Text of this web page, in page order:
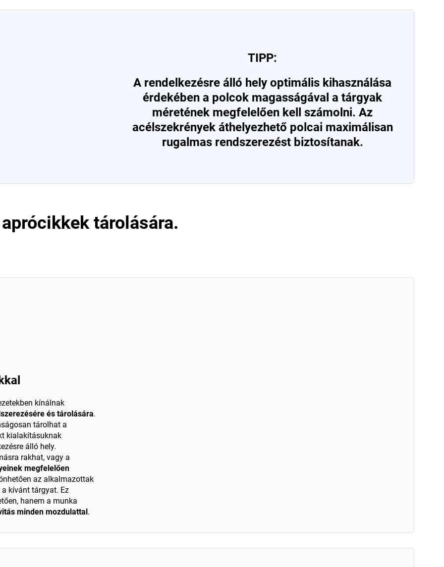
TIPP:
A rendelkezésre álló hely optimális kihasználása
érdekében a polcok magasságával a tárgyak
méretének megfelelően kell számolni. Az
acélszekrények áthelyezhető polcai maximálisan
rugalmas rendszerezést biztosítanak.
tárolására.
kínálnak
és tárolására.
tárolhat a
kialakításuknak
álló hely.
rakhat, vagy a
megfelelően
az alkalmazottak
kívánt tárgyat. Ez
hanem a munka
minden mozdulattal.